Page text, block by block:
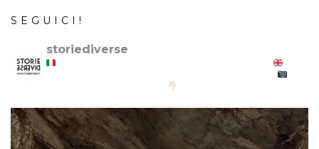
SEGUICI!
storiediverse